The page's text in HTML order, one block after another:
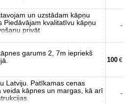
un uzstādam kāpņu
Piedāvājam kvalitatīvu kāpņu
privāt
-
garums 2, 7m iepriekš
100 €
Latviju. Patīkamas cenas
veida kāpnes un margas, kā arī
-